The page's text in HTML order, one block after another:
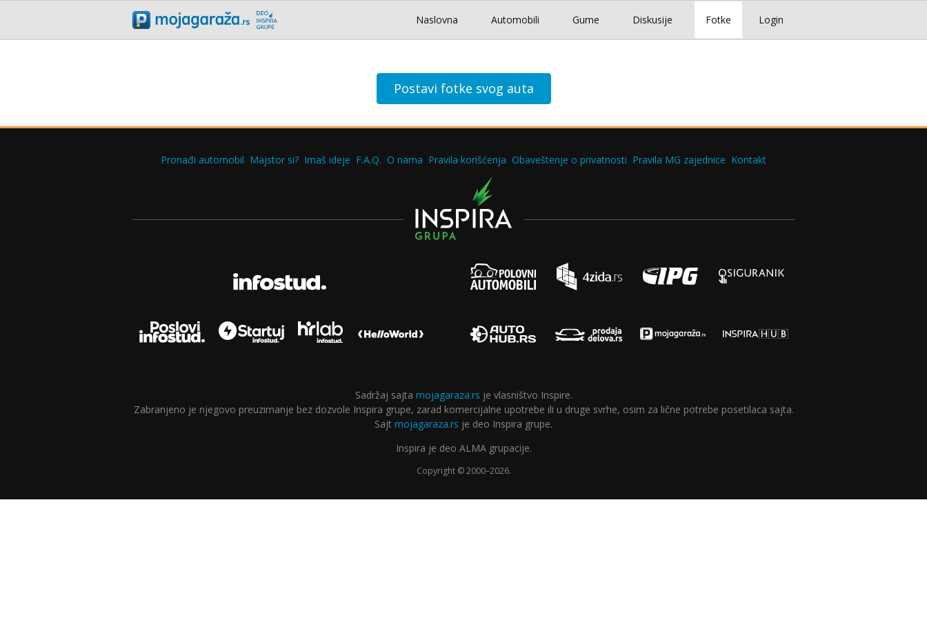
Login
Naslovna Automobili Gume Diskusije Fotke
Postavi fotke svog auta
Pronađi automobil Majstor si? Imaš ideje F.A.Q. O nama Pravila korišćenja Obaveštenje o privatnosti Pravila MG zajednice Kontakt
Sadržaj sajta mojagaraza.rs je vlasništvo Inspire.
Zabranjeno je njegovo preuzimanje bez dozvole Inspira grupe, zarad komercijalne upotrebe ili u druge svrhe, osim za lične potrebe posetilaca sajta.
Sajt mojagaraza.rs je deo Inspira grupe.
Inspira je deo ALMA grupacije.
Copyright © 2000–2026.